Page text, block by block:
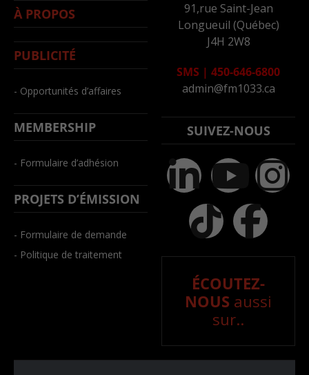
À PROPOS
PUBLICITÉ
- Opportunités d’affaires
MEMBERSHIP
- Formulaire d’adhésion
PROJETS D’ÉMISSION
- Formulaire de demande
- Politique de traitement
91,rue Saint-Jean
Longueuil (Québec)
J4H 2W8
SMS | 450-646-6800
admin@fm1033.ca
SUIVEZ-NOUS
ÉCOUTEZ-
NOUS aussi
sur..